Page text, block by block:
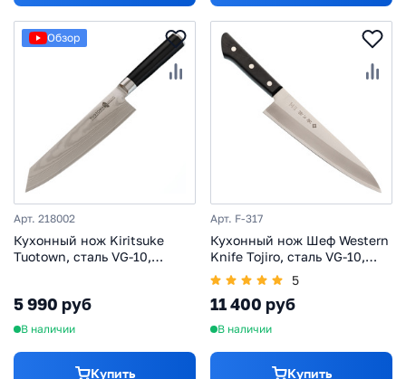
Обзор
Арт. 218002
Кухонный нож Kiritsuke
Tuotown, сталь VG-10,
5 990 руб
В наличии
Купить
Арт. F-317
Кухонный нож Шеф Western
Knife Tojiro, сталь VG-10,
рукоять древесина
5
11 400 руб
В наличии
Купить